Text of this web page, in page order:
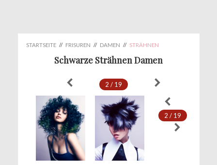
STARTSEITE // FRISUREN // DAMEN // STRÄHNEN
Schwarze Strähnen Damen
2 / 19
2 / 19